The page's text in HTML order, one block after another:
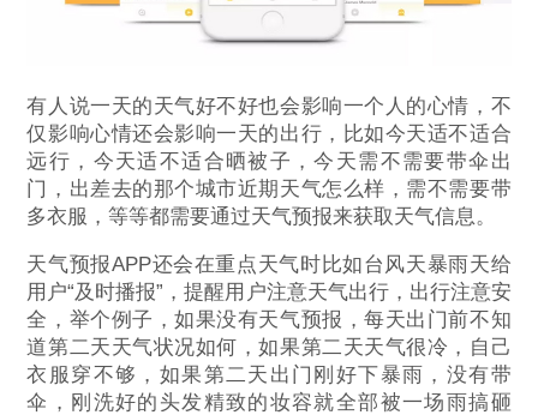
有人说一天的天气好不好也会影响一个人的心情，不
仅影响心情还会影响一天的出行，比如今天适不适合
远行，今天适不适合晒被子，今天需不需要带伞出
门，出差去的那个城市近期天气怎么样，需不需要带
多衣服，等等都需要通过天气预报来获取天气信息。
天气预报APP还会在重点天气时比如台风天暴雨天给
用户“及时播报”，提醒用户注意天气出行，出行注意安
全，举个例子，如果没有天气预报，每天出门前不知
道第二天天气状况如何，如果第二天天气很冷，自己
衣服穿不够，如果第二天出门刚好下暴雨，没有带
伞，刚洗好的头发精致的妆容就全部被一场雨搞砸